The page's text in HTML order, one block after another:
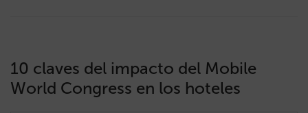
10 claves del impacto del Mobile
World Congress en los hoteles